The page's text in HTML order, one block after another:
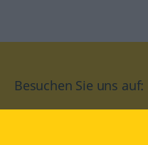
Besuchen Sie uns auf: